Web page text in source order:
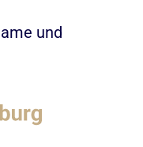
und